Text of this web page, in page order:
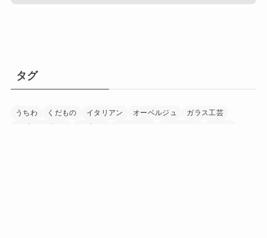
タグ
うちわ くだもの イタリアン オーベルジュ
ガラス工芸
モダンデザイン
リゾート